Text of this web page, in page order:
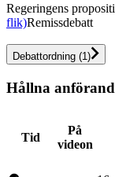
Regeringens
flik)Remissdebatt
Debattordning (1)
Hållna
Tid
På
videon